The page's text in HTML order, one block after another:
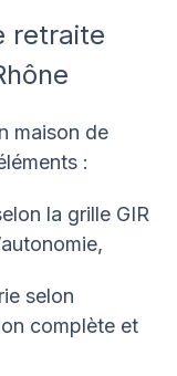
retraite
maison de
:
la grille GIR
selon
complète et